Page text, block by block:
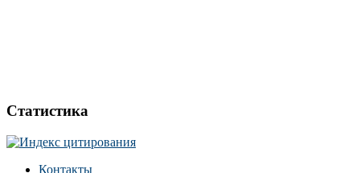
Статистика
Контакты